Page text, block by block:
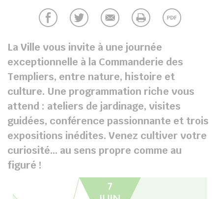
La Ville vous invite à une journée
exceptionnelle à la Commanderie des
Templiers, entre nature, histoire et
culture. Une programmation riche vous
attend : ateliers de jardinage, visites
guidées, conférence passionnante et trois
expositions inédites. Venez cultiver votre
curiosité… au sens propre comme au
figuré !